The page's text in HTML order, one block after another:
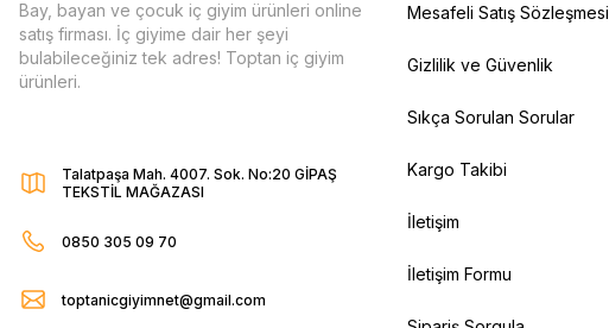
Bay, bayan ve çocuk iç giyim ürünleri online
satış firması. İç giyime dair her şeyi
bulabileceğiniz tek adres! Toptan iç giyim
ürünleri.
Talatpaşa Mah. 4007. Sok. No:20 GİPAŞ
TEKSTİL MAĞAZASI
0850 305 09 70
toptanicgiyimnet@gmail.com
Mesafeli Satış Sözleşmesi
Gizlilik ve Güvenlik
Sıkça Sorulan Sorular
Kargo Takibi
İletişim
İletişim Formu